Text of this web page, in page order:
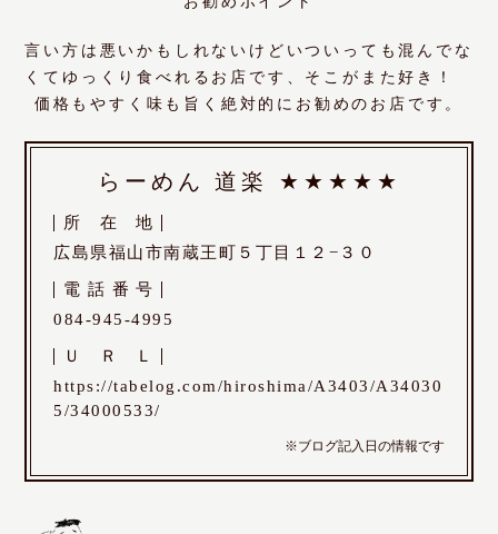
言い方は悪いかもしれないけどいついっても混んでな
くてゆっくり食べれるお店です、そこがまた好き！
価格もやすく味も旨く絶対的にお勧めのお店です。
らーめん 道楽 ★★★★★
所 在
地
広島県福山市南蔵王町５丁目１２−３０
電 話 番 号
084-945-4995
Ｕ Ｒ
Ｌ
https://tabelog.com/hiroshima/A3403/A34030
5/34000533/
※ブログ記入日の情報です